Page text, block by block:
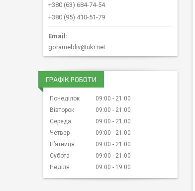
+380 (63) 684-74-54
+380 (95) 410-51-79
goramebliv@ukr.net
ГРАФІК РОБОТИ
Понеділок 09:00
21:00
Вівторок
09:00
21:00
Середа
09:00
21:00
Четвер
09:00
21:00
Пʼятниця
09:00
21:00
Субота
09:00
21:00
Неділя
09:00 19:00